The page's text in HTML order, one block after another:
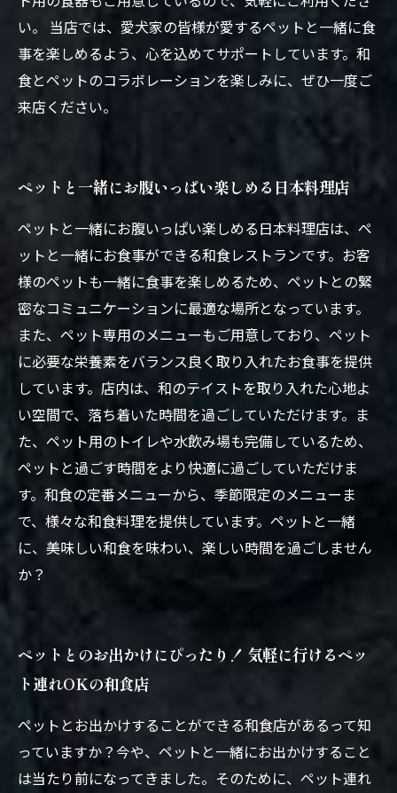
い。 当店では、愛犬家の皆様が愛するペットと一緒に食
事を楽しめるよう、心を込めてサポートしています。和
食とペットのコラボレーションを楽しみに、ぜひ一度ご
来店ください。
ペットと一緒にお腹いっぱい楽しめる日本料理店
ペットと一緒にお腹いっぱい楽しめる日本料理店は、ペ
ットと一緒にお食事ができる和食レストランです。お客
様のペットも一緒に食事を楽しめるため、ペットとの緊
密なコミュニケーションに最適な場所となっています。
また、ペット専用のメニューもご用意しており、ペット
に必要な栄養素をバランス良く取り入れたお食事を提供
しています。店内は、和のテイストを取り入れた心地よ
い空間で、落ち着いた時間を過ごしていただけます。ま
た、ペット用のトイレや水飲み場も完備しているため、
ペットと過ごす時間をより快適に過ごしていただけま
す。和食の定番メニューから、季節限定のメニューま
で、様々な和食料理を提供しています。ペットと一緒
に、美味しい和食を味わい、楽しい時間を過ごしません
か？
ペットとのお出かけにぴったり！ 気軽に行けるペッ
ト連れOKの和食店
ペットとお出かけすることができる和食店があるって知
っていますか？今や、ペットと一緒にお出かけすること
は当たり前になってきました。そのために、ペット連れ